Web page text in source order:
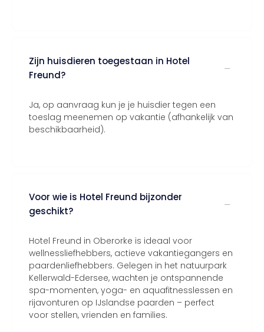
Zijn huisdieren toegestaan in Hotel
Freund?
Ja, op aanvraag kun je je huisdier tegen een
toeslag meenemen op vakantie (afhankelijk van
beschikbaarheid).
Voor wie is Hotel Freund bijzonder
geschikt?
Hotel Freund in Oberorke is ideaal voor
wellnessliefhebbers, actieve vakantiegangers en
paardenliefhebbers. Gelegen in het natuurpark
Kellerwald-Edersee, wachten je ontspannende
spa-momenten, yoga- en aquafitnesslessen en
rijavonturen op IJslandse paarden – perfect
voor stellen, vrienden en families.